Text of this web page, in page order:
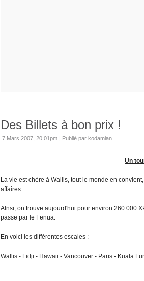
Des Billets à bon prix !
7 Mars 2007, 20:01pm | Publié par kodamian
Un
La vie est chère à Wallis, tout le monde en
affaires.
AInsi, on trouve aujourd'hui pour environ 260.000
passe par le Fenua.
En voici les différentes escales :
Wallis - Fidji - Hawaii - Vancouver - Paris - Kuala